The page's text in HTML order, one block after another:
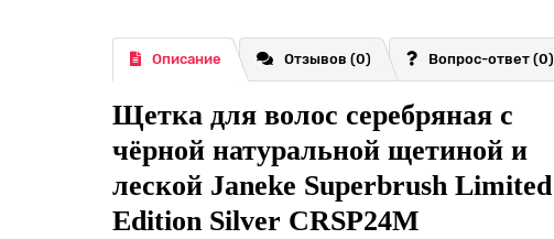
Описание Отзывов (0) Вопрос-ответ (0)
Щетка для волос серебряная с
чёрной натуральной щетиной и
леской Janeke Superbrush Limited
Edition Silver CRSP24M